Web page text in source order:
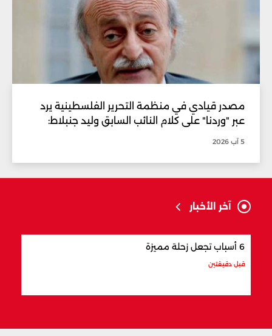
مصدر قيادي في منظمة التحرير الفلسطينية يرد
عبر "وردنا" على كلام النائب السابق وليد جنبلاط:
5 آب 2026
آخر الأخبار
6 أسباب تجعل زحلة مميزة
قبل دقيقتين